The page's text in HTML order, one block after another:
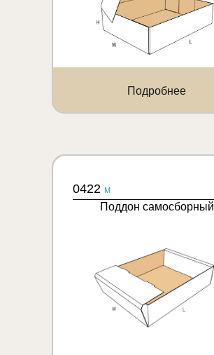
Подробнее
0422 M
Поддон самосборный